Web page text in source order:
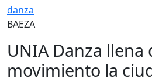
danza
BAEZA
UNIA Danza llena
movimiento la